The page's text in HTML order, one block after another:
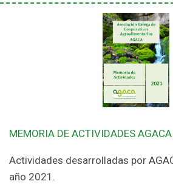
MEMORIA DE ACTIVIDADES
Actividades desarrolladas por
año 2021.